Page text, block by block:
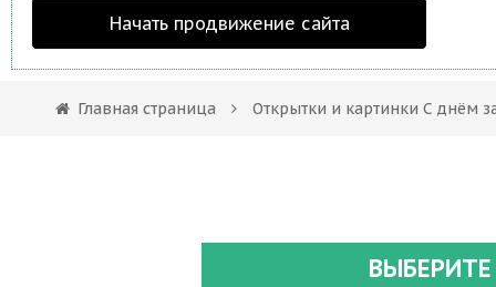
Начать продвижение сайта
Главная страница Открытки и картинки С днём